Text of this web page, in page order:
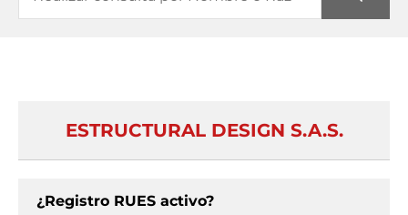
ESTRUCTURAL DESIGN S.A.S.
¿Registro RUES activo?